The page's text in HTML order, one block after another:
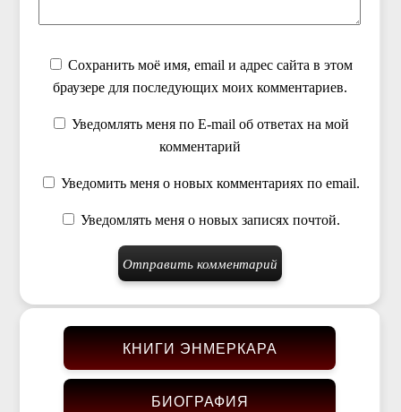
Сохранить моё имя, email и адрес сайта в этом
браузере для последующих моих комментариев.
Уведомлять меня по E-mail об ответах на мой
комментарий
Уведомить меня о новых комментариях по email.
Уведомлять меня о новых записях почтой.
КНИГИ ЭНМЕРКАРА
БИОГРАФИЯ